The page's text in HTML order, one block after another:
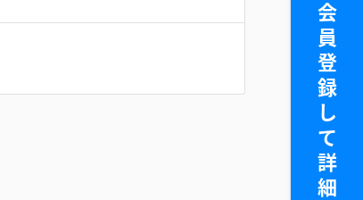
会
員
登
録
し
て
詳
細